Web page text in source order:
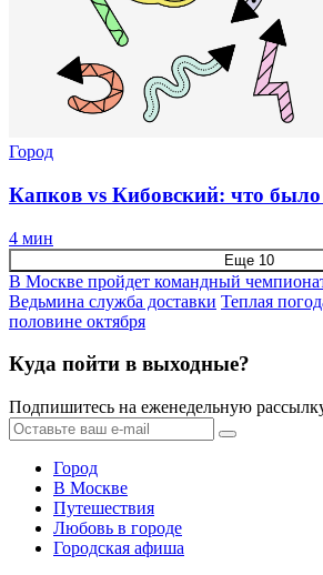
Город
Капков vs Кибовский: что было
4 мин
Еще 10
В Москве пройдет командный
Ведьмина служба доставки Теплая
половине октября
Куда пойти в выходные?
Подпишитесь на еженедельную
Город
В Москве
Путешествия
Любовь в городе
Городская афиша